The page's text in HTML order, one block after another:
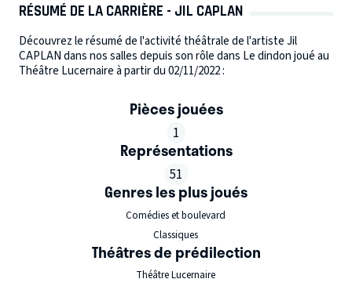
RÉSUMÉ DE LA CARRIÈRE - JIL CAPLAN
Découvrez le résumé de l'activité théâtrale de l'artiste Jil
CAPLAN dans nos salles depuis son rôle dans Le dindon joué au
Théâtre Lucernaire à partir du 02/11/2022 :
Pièces jouées
1
Représentations
51
Genres les plus joués
Comédies et boulevard
Classiques
Théâtres de prédilection
Théâtre Lucernaire